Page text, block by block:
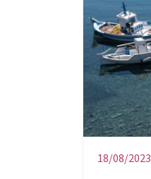
18/08/2023